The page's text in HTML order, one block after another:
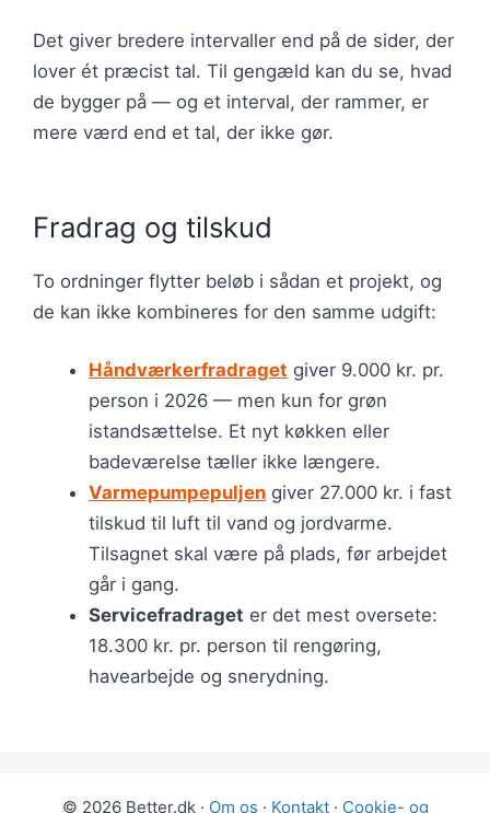
Det giver bredere intervaller end på de sider, der
lover ét præcist tal. Til gengæld kan du se, hvad
de bygger på — og et interval, der rammer, er
mere værd end et tal, der ikke gør.
Fradrag og tilskud
To ordninger flytter beløb i sådan et projekt, og
de kan ikke kombineres for den samme udgift:
Håndværkerfradraget giver 9.000 kr. pr.
person i 2026 — men kun for grøn
istandsættelse. Et nyt køkken eller
badeværelse tæller ikke længere.
Varmepumpepuljen giver 27.000 kr. i fast
tilskud til luft til vand og jordvarme.
Tilsagnet skal være på plads, før arbejdet
går i gang.
Servicefradraget er det mest oversete:
18.300 kr. pr. person til rengøring,
havearbejde og snerydning.
© 2026 Better.dk · Om os · Kontakt· Cookie- og